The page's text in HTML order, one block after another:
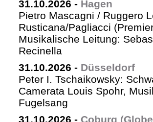
31.10.2026 - Hagen
Pietro Mascagni / Ruggero
Rusticana/Pagliacci
Musikalische Leitung:
Recinella
31.10.2026 - Düsseldorf
Peter I. Tschaikowsky:
Camerata Louis Spohr,
Fugelsang
31.10.2026 - Coburg